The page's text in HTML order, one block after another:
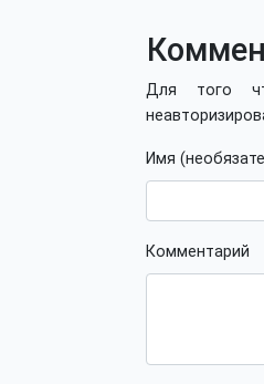
Для того
Имя
Комментарий